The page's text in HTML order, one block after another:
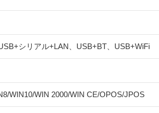
シリアル+LAN、USB+BT、USB+WiFi
WIN10/WIN 2000/WIN CE/OPOS/JPOS